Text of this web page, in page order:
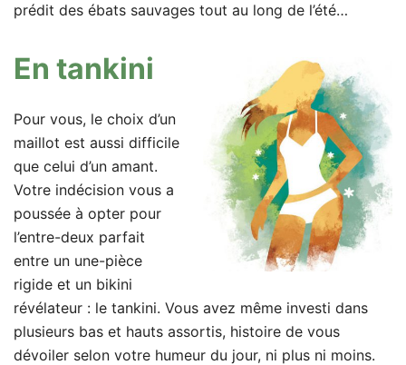
prédit des ébats sauvages tout au long de l’été…
En tankini
Pour vous, le choix d’un
maillot est aussi difficile
que celui d’un amant.
Votre indécision vous a
poussée à opter pour
l’entre-deux parfait
entre un une-pièce
rigide et un bikini
révélateur : le tankini. Vous avez même investi dans
plusieurs bas et hauts assortis, histoire de vous
dévoiler selon votre humeur du jour, ni plus ni moins.